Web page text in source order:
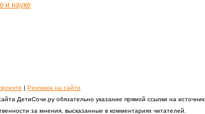
и науке
| Реклама на сайте
ДетиСочи.ру обязательно указание прямой ссылки на источник
за мнения, высказанные в комментариях читателей.